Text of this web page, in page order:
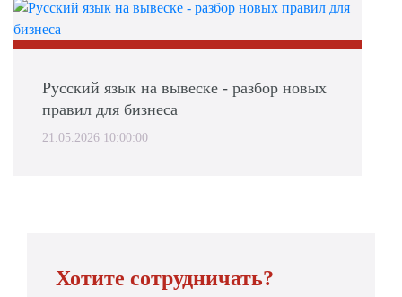
Русский язык на вывеске - разбор новых
правил для бизнеса
21.05.2026 10:00:00
Хотите сотрудничать?